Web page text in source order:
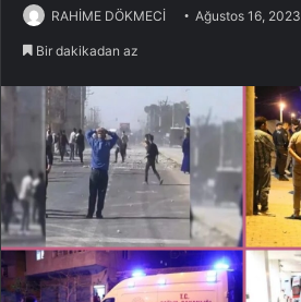
RAHİME DÖKMECİ Ağustos 16, 2023
Bir dakikadan az